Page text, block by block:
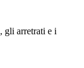
, gli arretrati e i